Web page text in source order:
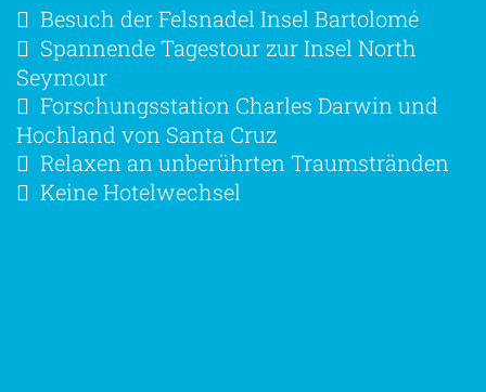
Besuch der Felsnadel Insel Bartolomé
Spannende Tagestour zur Insel North
Seymour
Forschungsstation Charles Darwin und
Hochland von Santa Cruz
Relaxen an unberührten Traumstränden
Keine Hotelwechsel